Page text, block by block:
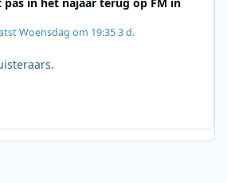
pas in het najaar terug op FM in
Woensdag om 19:353 d.